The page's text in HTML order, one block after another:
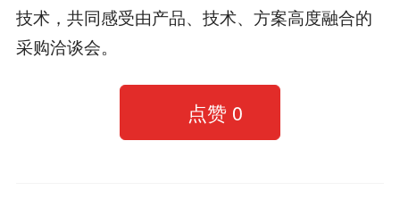
技术，共同感受由产品、技术、方案高度融合的
采购洽谈会。
点赞 0